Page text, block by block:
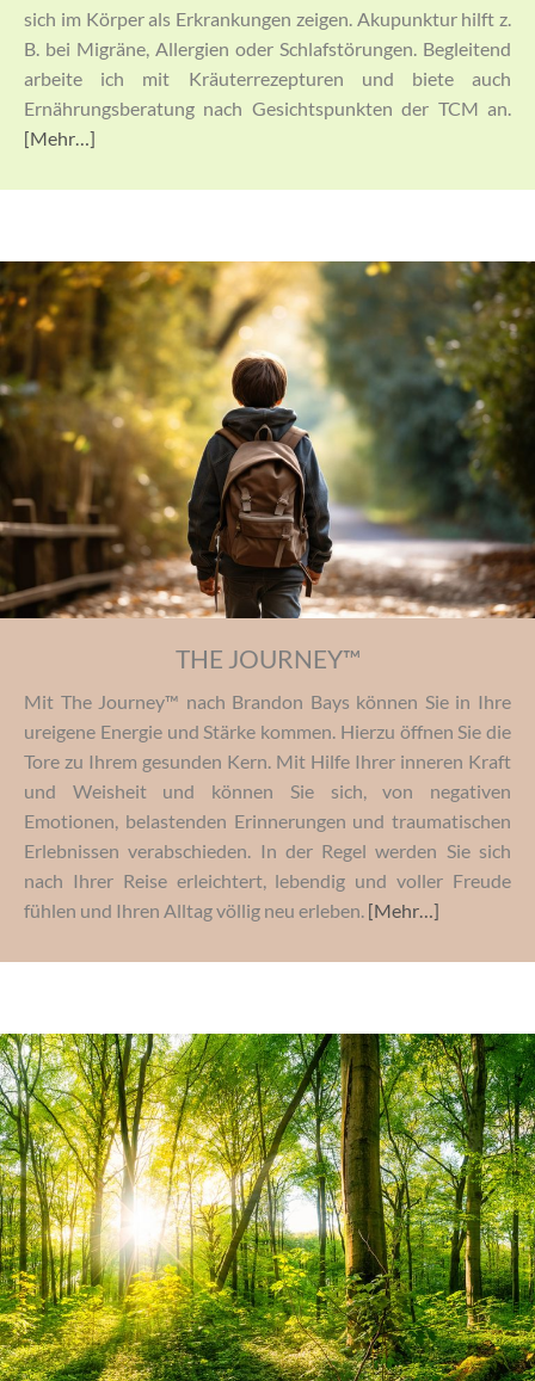
sich im Körper als Erkrankungen zeigen. Akupunktur hilft z.
B. bei Migräne, Allergien oder Schlafstörungen. Begleitend
arbeite ich mit Kräuterrezepturen und biete auch
Ernährungsberatung nach Gesichtspunkten der TCM an.
[Mehr…]
THE JOURNEY™
Mit The Journey™ nach Brandon Bays können Sie in Ihre
ureigene Energie und Stärke kommen. Hierzu öffnen Sie die
Tore zu Ihrem gesunden Kern. Mit Hilfe Ihrer inneren Kraft
und Weisheit und können Sie sich, von negativen
Emotionen, belastenden Erinnerungen und traumatischen
Erlebnissen verabschieden. In der Regel werden Sie sich
nach Ihrer Reise erleichtert, lebendig und voller Freude
fühlen und Ihren Alltag völlig neu erleben. [Mehr…]